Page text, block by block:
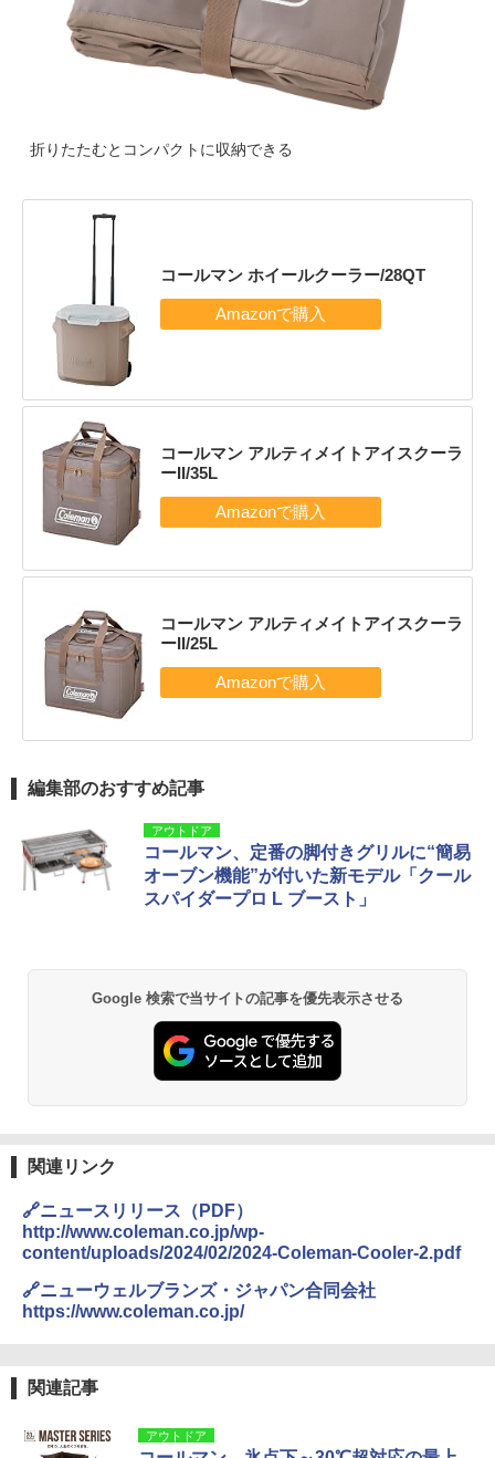
折りたたむとコンパクトに収納できる
コールマン ホイールクーラー/28QT
コールマン アルティメイトアイスクーラ
ーII/35L
コールマン アルティメイトアイスクーラ
ーII/25L
編集部のおすすめ記事
アウトドア
コールマン、定番の脚付きグリルに“簡易
オーブン機能”が付いた新モデル「クール
スパイダープロ L ブースト」
Google 検索で当サイトの記事を優先表示させる
関連リンク
🔗ニュースリリース（PDF）
http://www.coleman.co.jp/wp-
content/uploads/2024/02/2024-Coleman-Cooler-2.pdf
🔗ニューウェルブランズ・ジャパン合同会社
https://www.coleman.co.jp/
関連記事
アウトドア